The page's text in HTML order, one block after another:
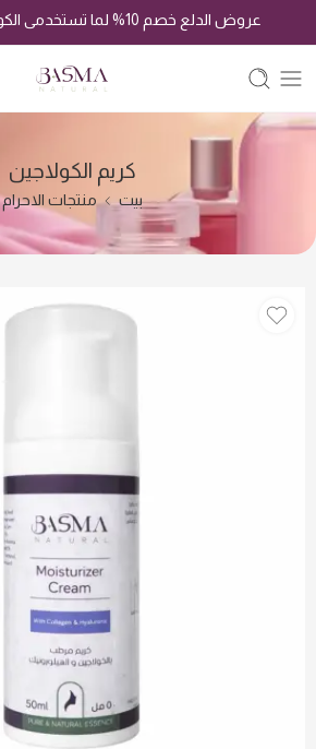
عروض الدلع خصم 10% لما تستخدمى الكود BASMAOFF10
كريم الكولاجين
بيت منتجات الاحرام